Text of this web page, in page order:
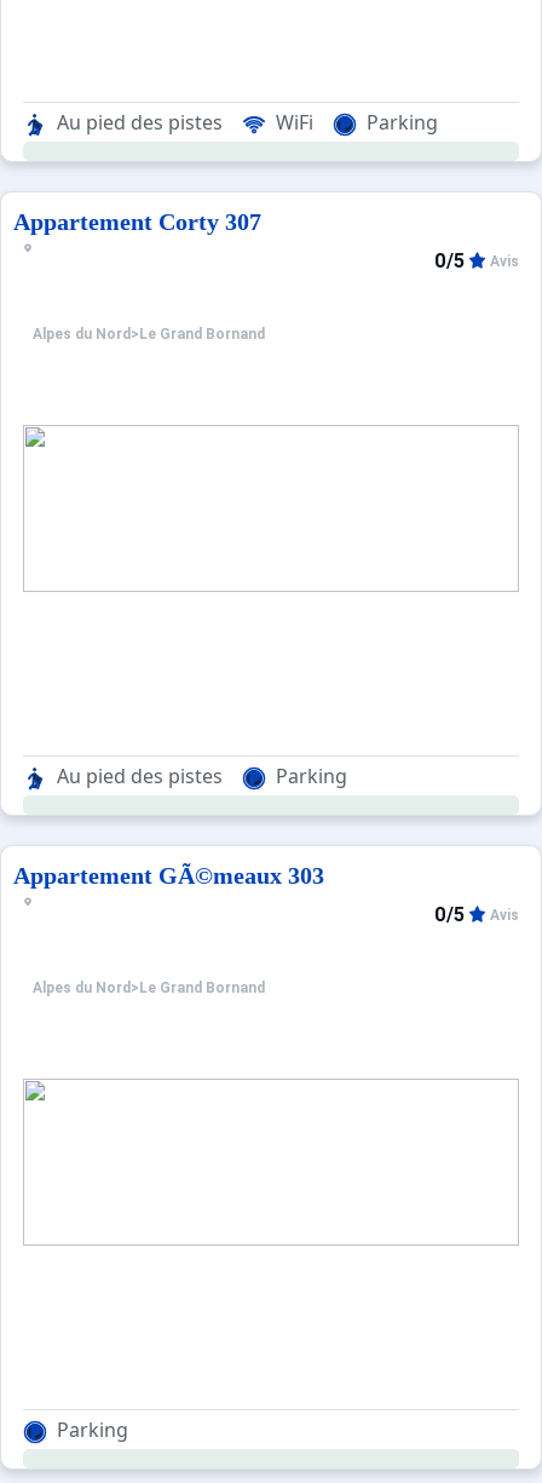
Au pied des pistes WiFi Parking
Appartement Corty 307
Alpes du Nord > Le Grand Bornand
0/5 Avis
Au pied des pistes Parking
Appartement GÃ©meaux 303
Alpes du Nord > Le Grand Bornand
0/5 Avis
Parking